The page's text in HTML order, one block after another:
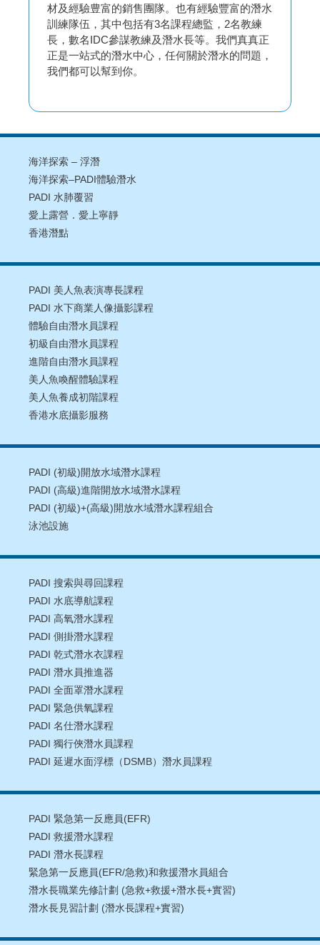
材及經驗豊富的銷售團隊。也有經驗豐富的潛水
訓練隊伍，其中包括有3名課程總監，2名教練
長，數名IDC參謀教練及潛水長等。我們真真正
正是一站式的潛水中心，任何關於潛水的問題，
我們都可以幫到你。
海洋探索 – 浮潛
海洋探索–PADI體驗潛水
PADI 水肺覆習
愛上露營．愛上寧靜
香港潛點
PADI 美人魚表演專長課程
PADI 水下商業人像攝影課程
體驗自由潛水員課程
初級自由潛水員課程
進階自由潛水員課程
美人魚喚醒體驗課程
美人魚養成初階課程
香港水底攝影服務
PADI (初級)開放水域潛水課程
PADI (高級)進階開放水域潛水課程
PADI (初級)+(高級)開放水域潛水課程組合
泳池設施
PADI 搜索與尋回課程
PADI 水底導航課程
PADI 高氧潛水課程
PADI 側掛潛水課程
PADI 乾式潛水衣課程
PADI 潛水員推進器
PADI 全面罩潛水課程
PADI 緊急供氧課程
PADI 名仕潛水課程
PADI 獨行俠潛水員課程
PADI 延遲水面浮標（DSMB）潛水員課程
PADI 緊急第一反應員(EFR)
PADI 救援潛水課程
PADI 潛水長課程
緊急第一反應員(EFR/急救)和救援潛水員組合
潛水長職業先修計劃 (急救+救援+潛水長+實習)
潛水長見習計劃 (潛水長課程+實習)